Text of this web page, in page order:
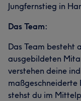
Jungfernstieg in
Das Team:
Das Team besteht
ausgebildeten
verstehen deine
maßgeschneiderte
stehst du im